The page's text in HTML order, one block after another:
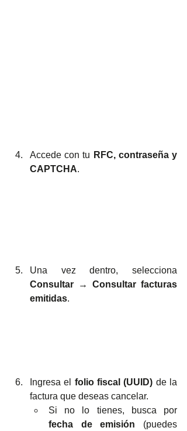
Accede con tu RFC, contraseña y
CAPTCHA.
Consultar → Consultar facturas
emitidas.
Ingresa el folio fiscal (UUID) de la
factura que deseas cancelar.
fecha de emisión (puedes